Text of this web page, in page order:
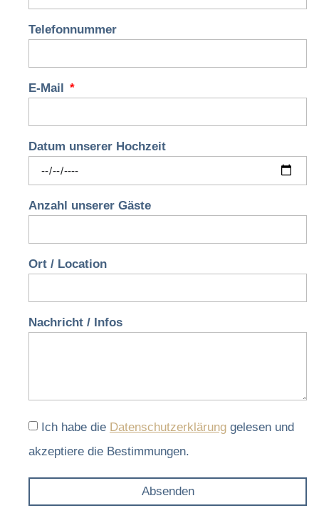
Telefonnummer
E-Mail
Datum unserer Hochzeit
Anzahl unserer Gäste
Ort / Location
Nachricht / Infos
Ich habe die Datenschutzerklärung gelesen und
akzeptiere die Bestimmungen.
Absenden